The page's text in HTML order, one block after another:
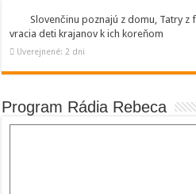
Slovenčinu poznajú z domu, Tatry z
vracia deti krajanov k ich koreňom
Uverejnené: 2 dni
Program Rádia Rebeca